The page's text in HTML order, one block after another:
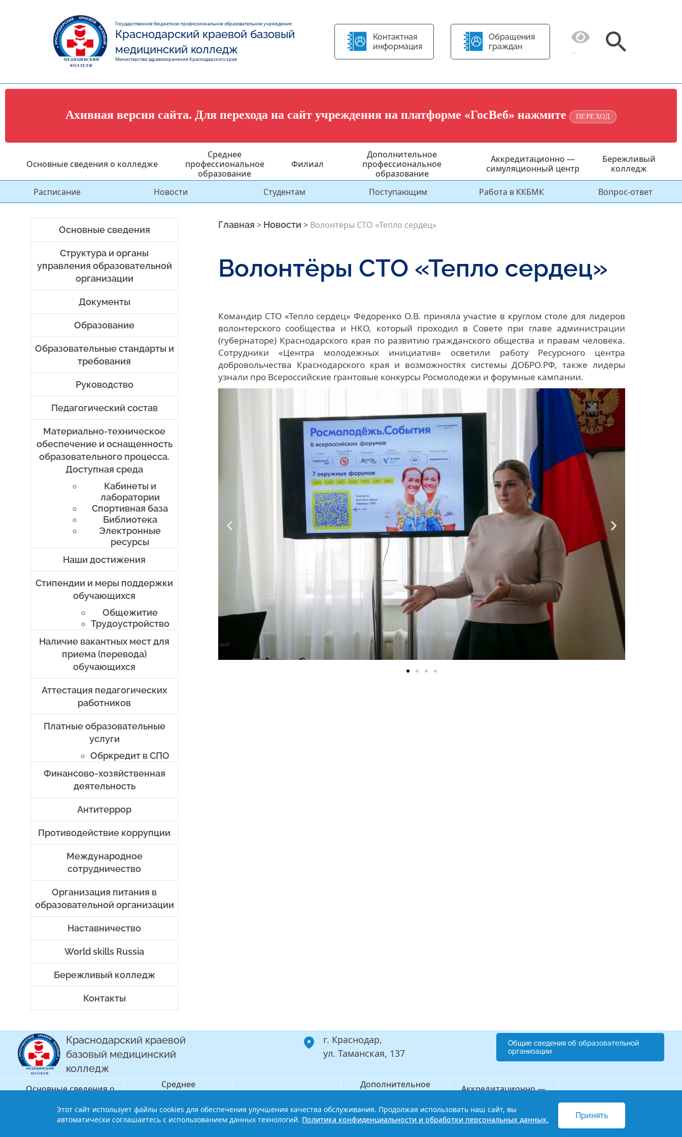
Государственное бюджетное профессиональное образовательное учреждение
Краснодарский краевой базовый
медицинский колледж
Министерства здравоохранения Краснодарского края
Контактная
информация
Обращения
граждан
Ахивная версия сайта. Для перехода на сайт учреждения на платформе «ГосВеб» нажмите ПЕРЕХОД
Основные сведения о колледже
Среднее
профессиональное
образование
Филиал
Дополнительное
профессиональное
образование
Аккредитационно —
симуляционный центр
Бережливый
колледж
Расписание Новости Студентам Поступающим Работа в ККБМК Вопрос-ответ
Основные сведения
Структура и органы
управления образовательной
организации
Документы
Образование
Образовательные стандарты и
требования
Руководство
Педагогический состав
Материально-техническое
обеспечение и оснащенность
образовательного процесса.
Доступная среда
Кабинеты и
лаборатории
Спортивная база
Библиотека
Электронные
ресурсы
Наши достижения
Стипендии и меры поддержки
обучающихся
Общежитие
Трудоустройство
Наличие вакантных мест для
приема (перевода)
обучающихся
Аттестация педагогических
работников
Платные образовательные
услуги
Обркредит в СПО
Финансово-хозяйственная
деятельность
Антитеррор
Противодействие коррупции
Международное
сотрудничество
Организация питания в
образовательной организации
Наставничество
World skills Russia
Бережливый колледж
Контакты
Главная > Новости > Волонтёры СТО «Тепло сердец»
Волонтёры СТО «Тепло сердец»
Командир СТО «Тепло сердец» Федоренко О.В. приняла участие в круглом столе для лидеров
волонтерского сообщества и НКО, который проходил в Совете при главе администрации
(губернаторе) Краснодарского края по развитию гражданского общества и правам человека.
Сотрудники «Центра молодежных инициатив» осветили работу Ресурсного центра
добровольчества Краснодарского края и возможностях системы ДОБРО.РФ, также лидеры
узнали про Всероссийские грантовые конкурсы Росмолодежи и форумные кампании.
Краснодарский краевой
базовый медицинский
колледж
г. Краснодар,
ул. Таманская, 137
Общие сведения об образовательной
организации
Основные сведения о
Среднее
профессиональное
Филиал
Дополнительное
профессиональное
Аккредитационно —
Бережливый колледж
© 2013-2021 Краснодарский краевой базовый медицинский колледжПолитика конфиденциальности и обработки персональных данных
Этот сайт использует файлы cookies для обеспечения улучшения качества обслуживания. Продолжая использовать наш сайт, вы
автоматически соглашаетесь с использованием данных технологий. Политика конфиденциальности и обработки персональных данных. Принять